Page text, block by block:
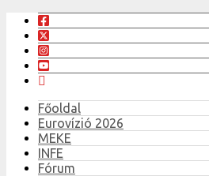
Főoldal
Eurovízió 2026
MEKE
INFE
Fórum